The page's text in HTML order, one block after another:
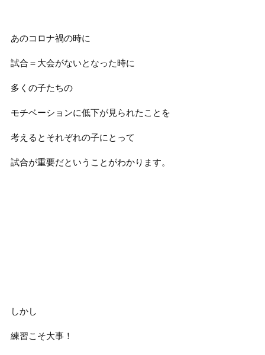
あのコロナ禍の時に
試合＝大会がないとなった時に
多くの子たちの
モチベーションに低下が見られたことを
考えるとそれぞれの子にとって
試合が重要だということがわかります。
しかし
練習こそ大事！